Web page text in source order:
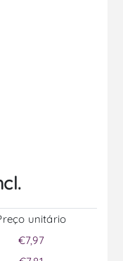
unitário
€7,97